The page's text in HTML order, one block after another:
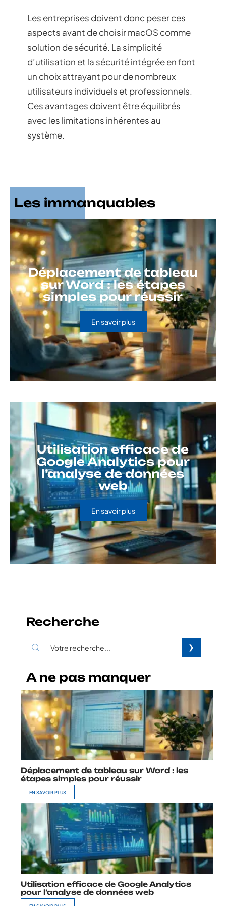
Les entreprises doivent donc peser ces
aspects avant de choisir macOS comme
solution de sécurité. La simplicité
d’utilisation et la sécurité intégrée en font
un choix attrayant pour de nombreux
utilisateurs individuels et professionnels.
Ces avantages doivent être équilibrés
avec les limitations inhérentes au
système.
Les immanquables
Déplacement de tableau
sur Word : les étapes
simples pour réussir
En savoir plus
Utilisation efficace de
Google Analytics pour
l’analyse de données
web
En savoir plus
Recherche
A ne pas manquer
Déplacement de tableau sur Word : les
étapes simples pour réussir
EN SAVOIR PLUS
Utilisation efficace de Google Analytics
pour l’analyse de données web